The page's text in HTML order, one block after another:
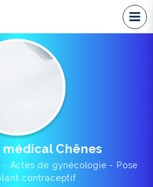
Chênes
- Actes de gynécologie - Pose
contraceptif